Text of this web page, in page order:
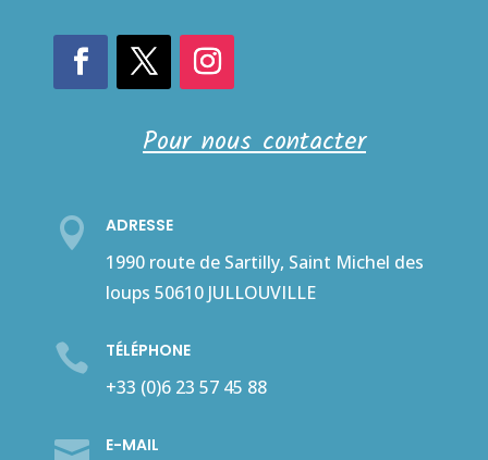
Pour nous contacter
 ADRESSE
1990 route de Sartilly, Saint Michel des
loups 50610 JULLOUVILLE
 TÉLÉPHONE
+33 (0)6 23 57 45 88
 E-MAIL